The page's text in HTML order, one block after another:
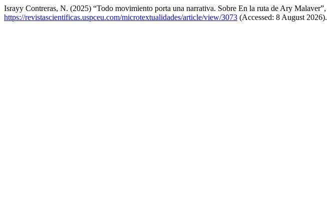
Israyy Contreras, N. (2025) “Todo movimiento porta una narrativa. Sobre En la ruta de Ary Malaver”,
https://revistascientificas.uspceu.com/microtextualidades/article/view/3073 (Accessed: 8 August 2026).